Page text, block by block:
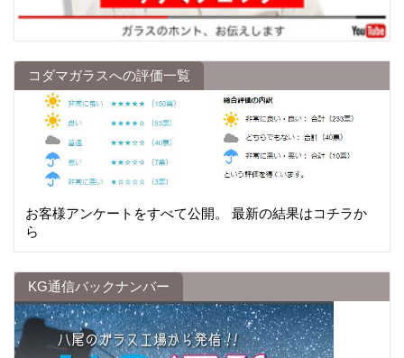
コダマガラスへの評価一覧
お客様アンケートをすべて公開。 最新の結果はコチラか
ら
KG通信バックナンバー